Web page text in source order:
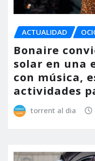
ACTUALIDAD
Bonaire
solar en una
con música,
actividades
torrent al dia